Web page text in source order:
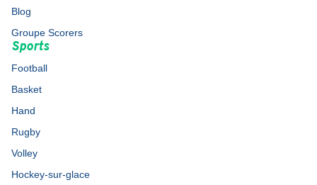
Blog
Groupe Scorers
Sports
Football
Basket
Hand
Rugby
Volley
Hockey-sur-glace